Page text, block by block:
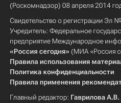
(Роскомнадзор) 08 апреля 2014
Свидетельство о регистрации Эл
Учредитель: Федеральное
предприятие Международное
«Россия сегодня» (МИА «Россия
Правила использования
Политика конфиденциальности
Правила применения
Главный редактор: Гаврилова А.В.